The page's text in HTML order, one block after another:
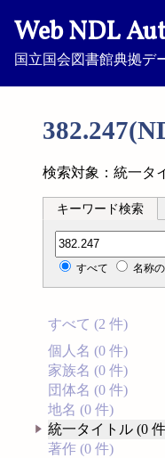
Web NDL
国立国会図書館典拠デ
検索対象：統一タ
キーワード検索
分類記号検索
すべて 名称
すべて (2 件)
個人名 (0 件)
家族名 (0 件)
団体名 (0 件)
地名 (0 件)
統一タイトル (0
著作 (0 件)